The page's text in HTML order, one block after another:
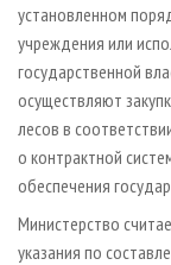
установленном
учреждения или
государственной
осуществляют
лесов в
о контрактной
обеспечения
Министерство
указания по